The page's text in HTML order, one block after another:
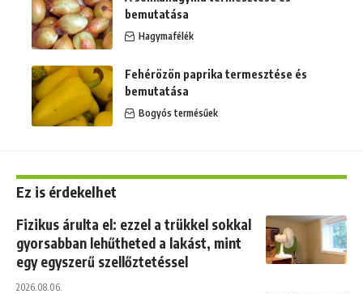
bemutatása
Hagymafélék
Fehérözön paprika termesztése és
bemutatása
Bogyós termésűek
Ez is érdekelhet
Fizikus árulta el: ezzel a trükkel sokkal
gyorsabban lehűtheted a lakást, mint
egy egyszerű szellőztetéssel
2026.08.06.